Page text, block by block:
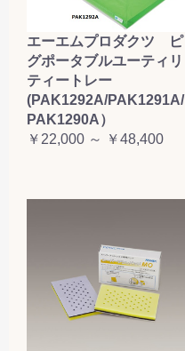
エーエムプロダクツ ピ
グポータブルユーティリ
ティートレー
(PAK1292A/PAK1291A/
PAK1290A）
￥22,000 ～ ￥48,400